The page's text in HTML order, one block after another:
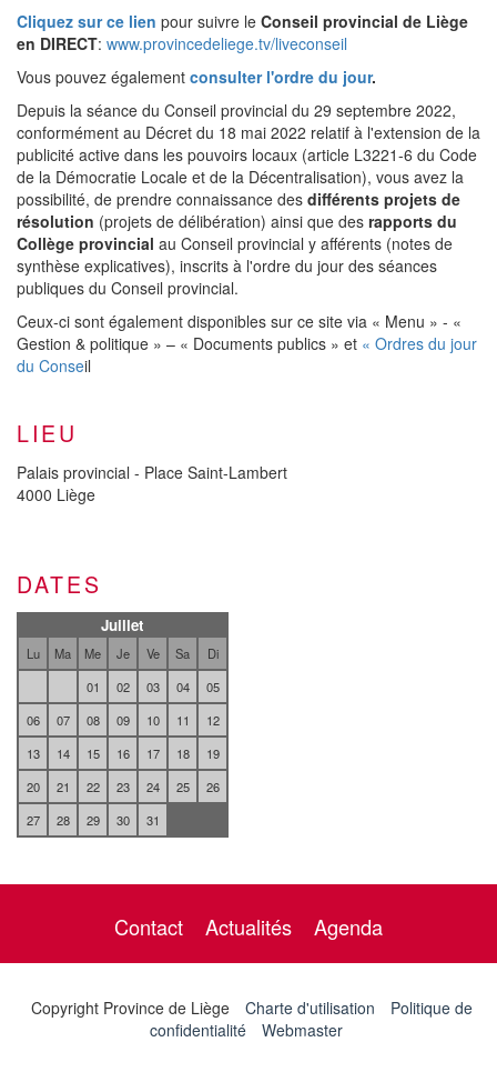
Cliquez sur ce lien pour suivre le Conseil provincial de Liège
en DIRECT: www.provincedeliege.tv/liveconseil
Vous pouvez également consulter l'ordre du jour.
Depuis la séance du Conseil provincial du 29 septembre 2022,
conformément au Décret du 18 mai 2022 relatif à l'extension de la
publicité active dans les pouvoirs locaux (article L3221-6 du Code
de la Démocratie Locale et de la Décentralisation), vous avez la
possibilité, de prendre connaissance des différents projets de
résolution (projets de délibération) ainsi que des rapports du
Collège provincial au Conseil provincial y afférents (notes de
synthèse explicatives), inscrits à l'ordre du jour des séances
publiques du Conseil provincial.
Ceux-ci sont également disponibles sur ce site via « Menu » - «
Gestion & politique » – « Documents publics » et « Ordres du jour
du Conseil
LIEU
Palais provincial - Place Saint-Lambert
4000 Liège
DATES
Juillet
Lu Ma Me Je Ve Sa
Di
01
02 03 04
05
06
07 08 09 10 11
12
13
14 15 16 17 18
19
20
21 22 23 24 25
26
27
28 29 30 31
Contact Actualités Agenda
Copyright Province de Liège Charte d'utilisation
Politique de
confidentialité
Webmaster